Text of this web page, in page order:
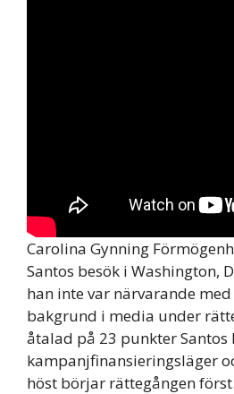
Carolina Gynning
Santos besök i Washington,
han inte var närvarande
bakgrund i media under
åtalad på 23 punkter
kampanjfinansieringsläger
höst börjar rättegången först.